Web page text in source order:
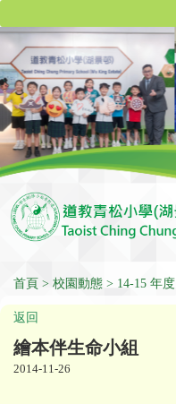
首頁 校園動態 14-15 年度
返回
繪本伴生命小組
2014-11-26